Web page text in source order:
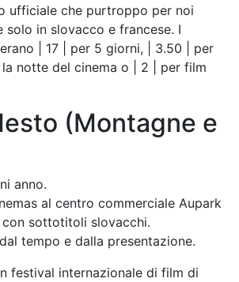
ufficiale che purtroppo per noi
solo in slovacco e francese. I
| 17 | per 5 giorni, | 3.50 | per
notte del cinema o | 2 | per film
(Montagne e
anno.
al centro commerciale Aupark
con sottotitoli slovacchi.
tempo e dalla presentazione.
festival internazionale di film di